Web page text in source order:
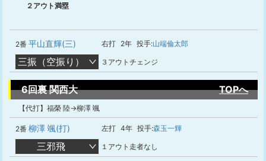
２アウト満塁
2番 平山直輝(三) 右打 2年 投手:山端倫太郎
三振（空振り） ３アウトチェンジ
6回裏 関西大 TOPへ
【代打】福榮 陸→柳澤 颯
2番 柳澤 颯(打) 左打 4年 投手:森玉一輝
三邪飛 １アウト走者なし